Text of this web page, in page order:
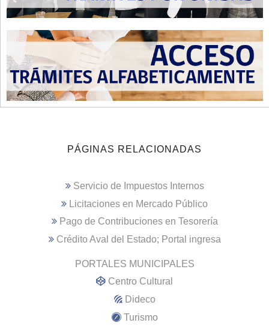
PÁGINAS RELACIONADAS
Servicio de Impuestos Internos
Licitaciones en Mercado Público
Pago de Contribuciones en Tesorería
Crédito Aval del Estado; Portal ingresa
PORTALES MUNICIPALES
Centro Cultural
Dideco
Turismo